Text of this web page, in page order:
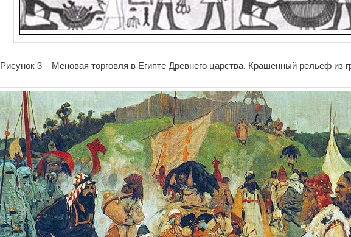
Рисунок 3 – Меновая торговля в Египте Древнего царства. Крашенный рельеф из